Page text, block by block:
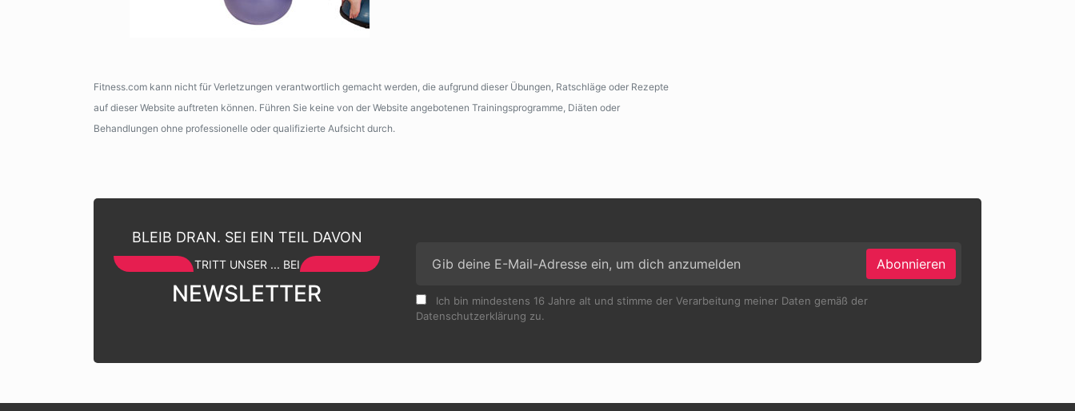
Fitness.com kann nicht für Verletzungen verantwortlich gemacht werden, die aufgrund dieser Übungen, Ratschläge oder Rezepte
auf dieser Website auftreten können. Führen Sie keine von der Website angebotenen Trainingsprogramme, Diäten oder
Behandlungen ohne professionelle oder qualifizierte Aufsicht durch.
BLEIB DRAN. SEI EIN TEIL DAVON
TRITT UNSER ... BEI
NEWSLETTER
Abonnieren
Ich bin mindestens 16 Jahre alt und stimme der Verarbeitung meiner Daten gemäß der
Datenschutzerklärung zu.